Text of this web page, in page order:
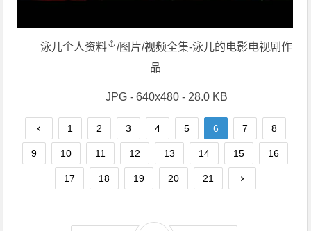
泳儿个人资料
/图片/视频全集-泳儿的电影电视剧作
品
JPG - 640x480 - 28.0 KB
1 2 3 4 5 6 7 8
9 10 11 12 13 14 15 16
17 18 19 20 21